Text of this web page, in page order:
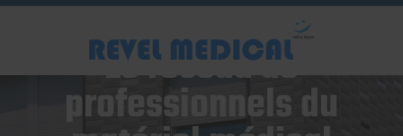
Le réseau de
professionnels du